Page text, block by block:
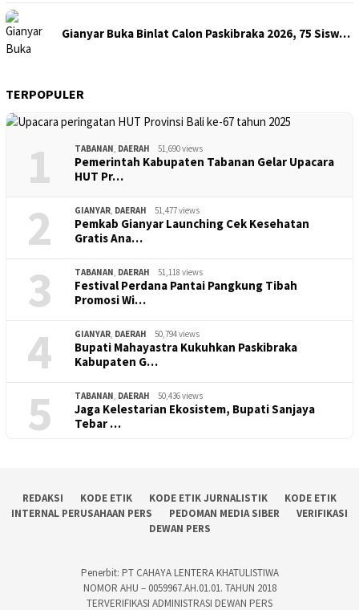
Gianyar Buka Binlat Calon Paskibraka 2026, 75 Sisw…
TERPOPULER
1 TABANAN, DAERAH 51,690 views
Pemerintah Kabupaten Tabanan Gelar Upacara
HUT Pr…
2 GIANYAR, DAERAH 51,477 views
Pemkab Gianyar Launching Cek Kesehatan
Gratis Ana…
3 TABANAN, DAERAH 51,118 views
Festival Perdana Pantai Pangkung Tibah
Promosi Wi…
4 GIANYAR, DAERAH 50,794 views
Bupati Mahayastra Kukuhkan Paskibraka
Kabupaten G…
5 TABANAN, DAERAH 50,436 views
Jaga Kelestarian Ekosistem, Bupati Sanjaya
Tebar …
REDAKSI KODE ETIK KODE ETIK JURNALISTIK
KODE ETIK
INTERNAL PERUSAHAAN PERS
PEDOMAN MEDIA SIBER
VERIFIKASI
DEWAN PERS
Penerbit: PT CAHAYA LENTERA KHATULISTIWA
NOMOR AHU – 0059967.AH.01.01. TAHUN 2018
TERVERIFIKASI ADMINISTRASI DEWAN PERS